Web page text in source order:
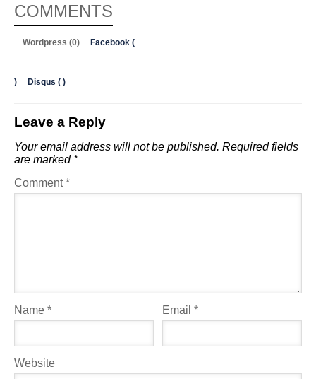
COMMENTS
Wordpress (0) Facebook (
) Disqus ( )
Leave a Reply
Your email address will not be published. Required fields
are marked *
Comment*
Name * Email*
Website